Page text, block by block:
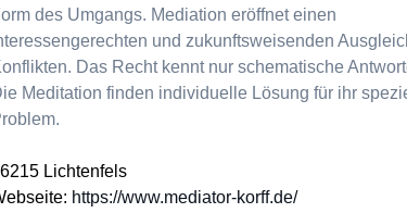
des Umgangs. Mediation eröffnet einen
und zukunftsweisenden
Das Recht kennt nur schematische
Meditation finden individuelle Lösung für ihr
Lichtenfels
https://www.mediator-korff.de/